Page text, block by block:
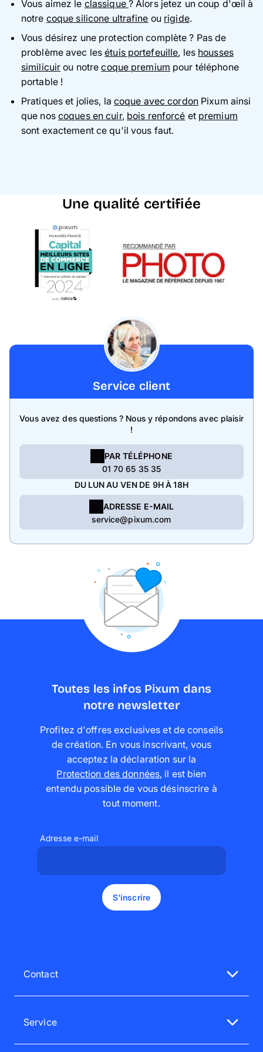
Vous aimez le classique ? Alors jetez un coup d'œil à
notre coque silicone ultrafine ou rigide.
Vous désirez une protection complète ? Pas de
problème avec lesétuis portefeuille, les housses
similicuir ou notrecoque premium pour téléphone
portable !
Pratiques et jolies, la coque avec cordonPixum ainsi
que nos coques en cuir, bois renforcé et premium
sont exactement ce qu'il vous faut.
Une qualité certifiée
Service client
Vous avez des questions ? Nous y répondons avec plaisir
!
PAR TÉLÉPHONE
01 70 65 35 35
DU LUN AU VEN DE 9H À 18H
ADRESSE E-MAIL
service@pixum.com
Toutes les infos Pixum dans
notre newsletter
Profitez d'offres exclusives et de conseils
de création. En vous inscrivant, vous
acceptez la déclaration sur la
Protection des données, il est bien
entendu possible de vous désinscrire à
tout moment.
Adresse e-mail
S'inscrire
Contact
Notre service client est à votre écoute
01 70 65 35 35
service@pixum.com
Service
FAQ - service client